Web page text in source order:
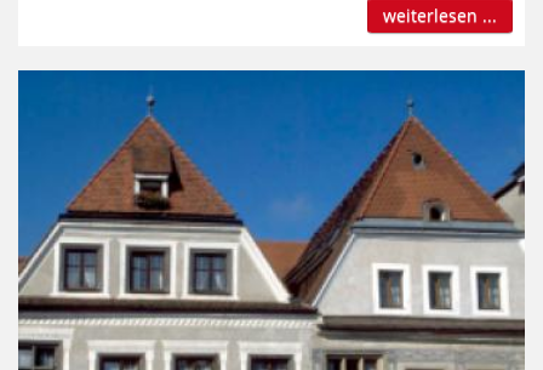
weiterlesen ...